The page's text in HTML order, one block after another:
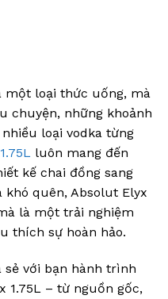
một loại thức uống, mà
chuyện, những khoảnh
loại vodka từng
luôn mang đến
kế chai đồng sang
quên, Absolut Elyx
là một trải nghiệm
thích sự hoàn hảo.
sẻ với bạn hành trình
1.75L – từ nguồn gốc,